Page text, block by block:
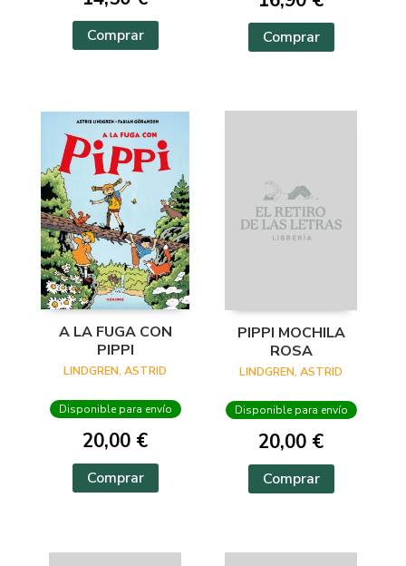
Comprar Comprar
A LA FUGA CON
PIPPI
LINDGREN, ASTRID
Disponible para envío
20,00 €
Comprar
PIPPI MOCHILA
ROSA
LINDGREN, ASTRID
Disponible para envío
20,00 €
Comprar